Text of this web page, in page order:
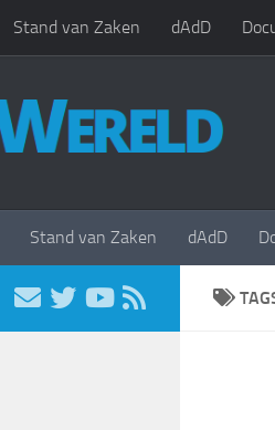
Stand van Zaken dAdD
Stand van Zaken dAdD